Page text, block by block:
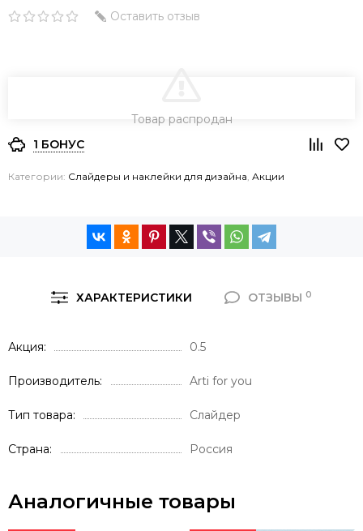
Оставить отзыв
Товар распродан
1 БОНУС
Категории: Слайдеры и наклейки для дизайна, Акции
ХАРАКТЕРИСТИКИ ОТЗЫВЫ 0
Акция 0.5
Производитель Arti for you
Тип товара Слайдер
Страна Россия
Аналогичные товары